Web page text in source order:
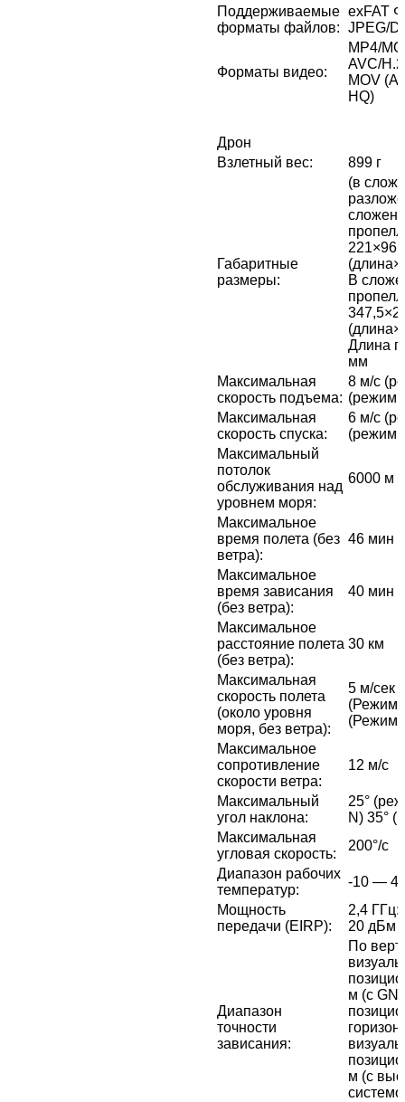
Поддерживаемые
форматы файлов:
exFAT
JPEG/
Форматы видео:
MP4/
AVC/
MOV
HQ)
Дрон
Взлетный вес: 899 г
Габаритные
размеры:
(в
В
Длина
мм
Максимальная
скорость подъема:
8 м/с
(режим
Максимальная
скорость спуска:
6 м/с
(режим
Максимальный
потолок
обслуживания над
уровнем моря:
6000 м
Максимальное
время полета (без
ветра):
46 мин
Максимальное
время зависания
(без ветра):
40 мин
Максимальное
расстояние полета
(без ветра):
30 км
Максимальная
скорость полета
(около уровня
моря, без ветра):
5 м/сек
(Режим
(Режим
Максимальное
сопротивление
скорости ветра:
12 м/с
Максимальный
угол наклона:
25°
N) 35°
Максимальная
угловая скорость:
200°/с
Диапазон рабочих
температур:
-10 —
Мощность
передачи (EIRP):
2,4 ГГц:
20 дБм
Диапазон
точности
зависания:
По
м (с
м (с